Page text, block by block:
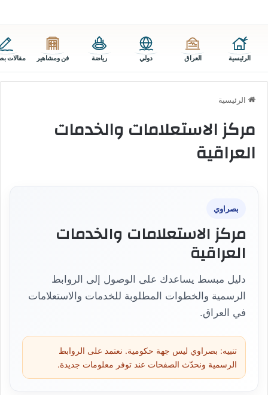
الرئيسية العراق دولي رياضة فن ومشاهير مقالات
الرئيسية
مركز الاستعلامات والخدمات
العراقية
بصراوي
مركز الاستعلامات والخدمات
العراقية
دليل مبسط يساعدك على الوصول إلى الروابط
الرسمية والخطوات المطلوبة للخدمات والاستعلامات
في العراق.
تنبيه: بصراوي ليس جهة حكومية. نعتمد على الروابط
الرسمية ونحدّث الصفحات عند توفر معلومات جديدة.